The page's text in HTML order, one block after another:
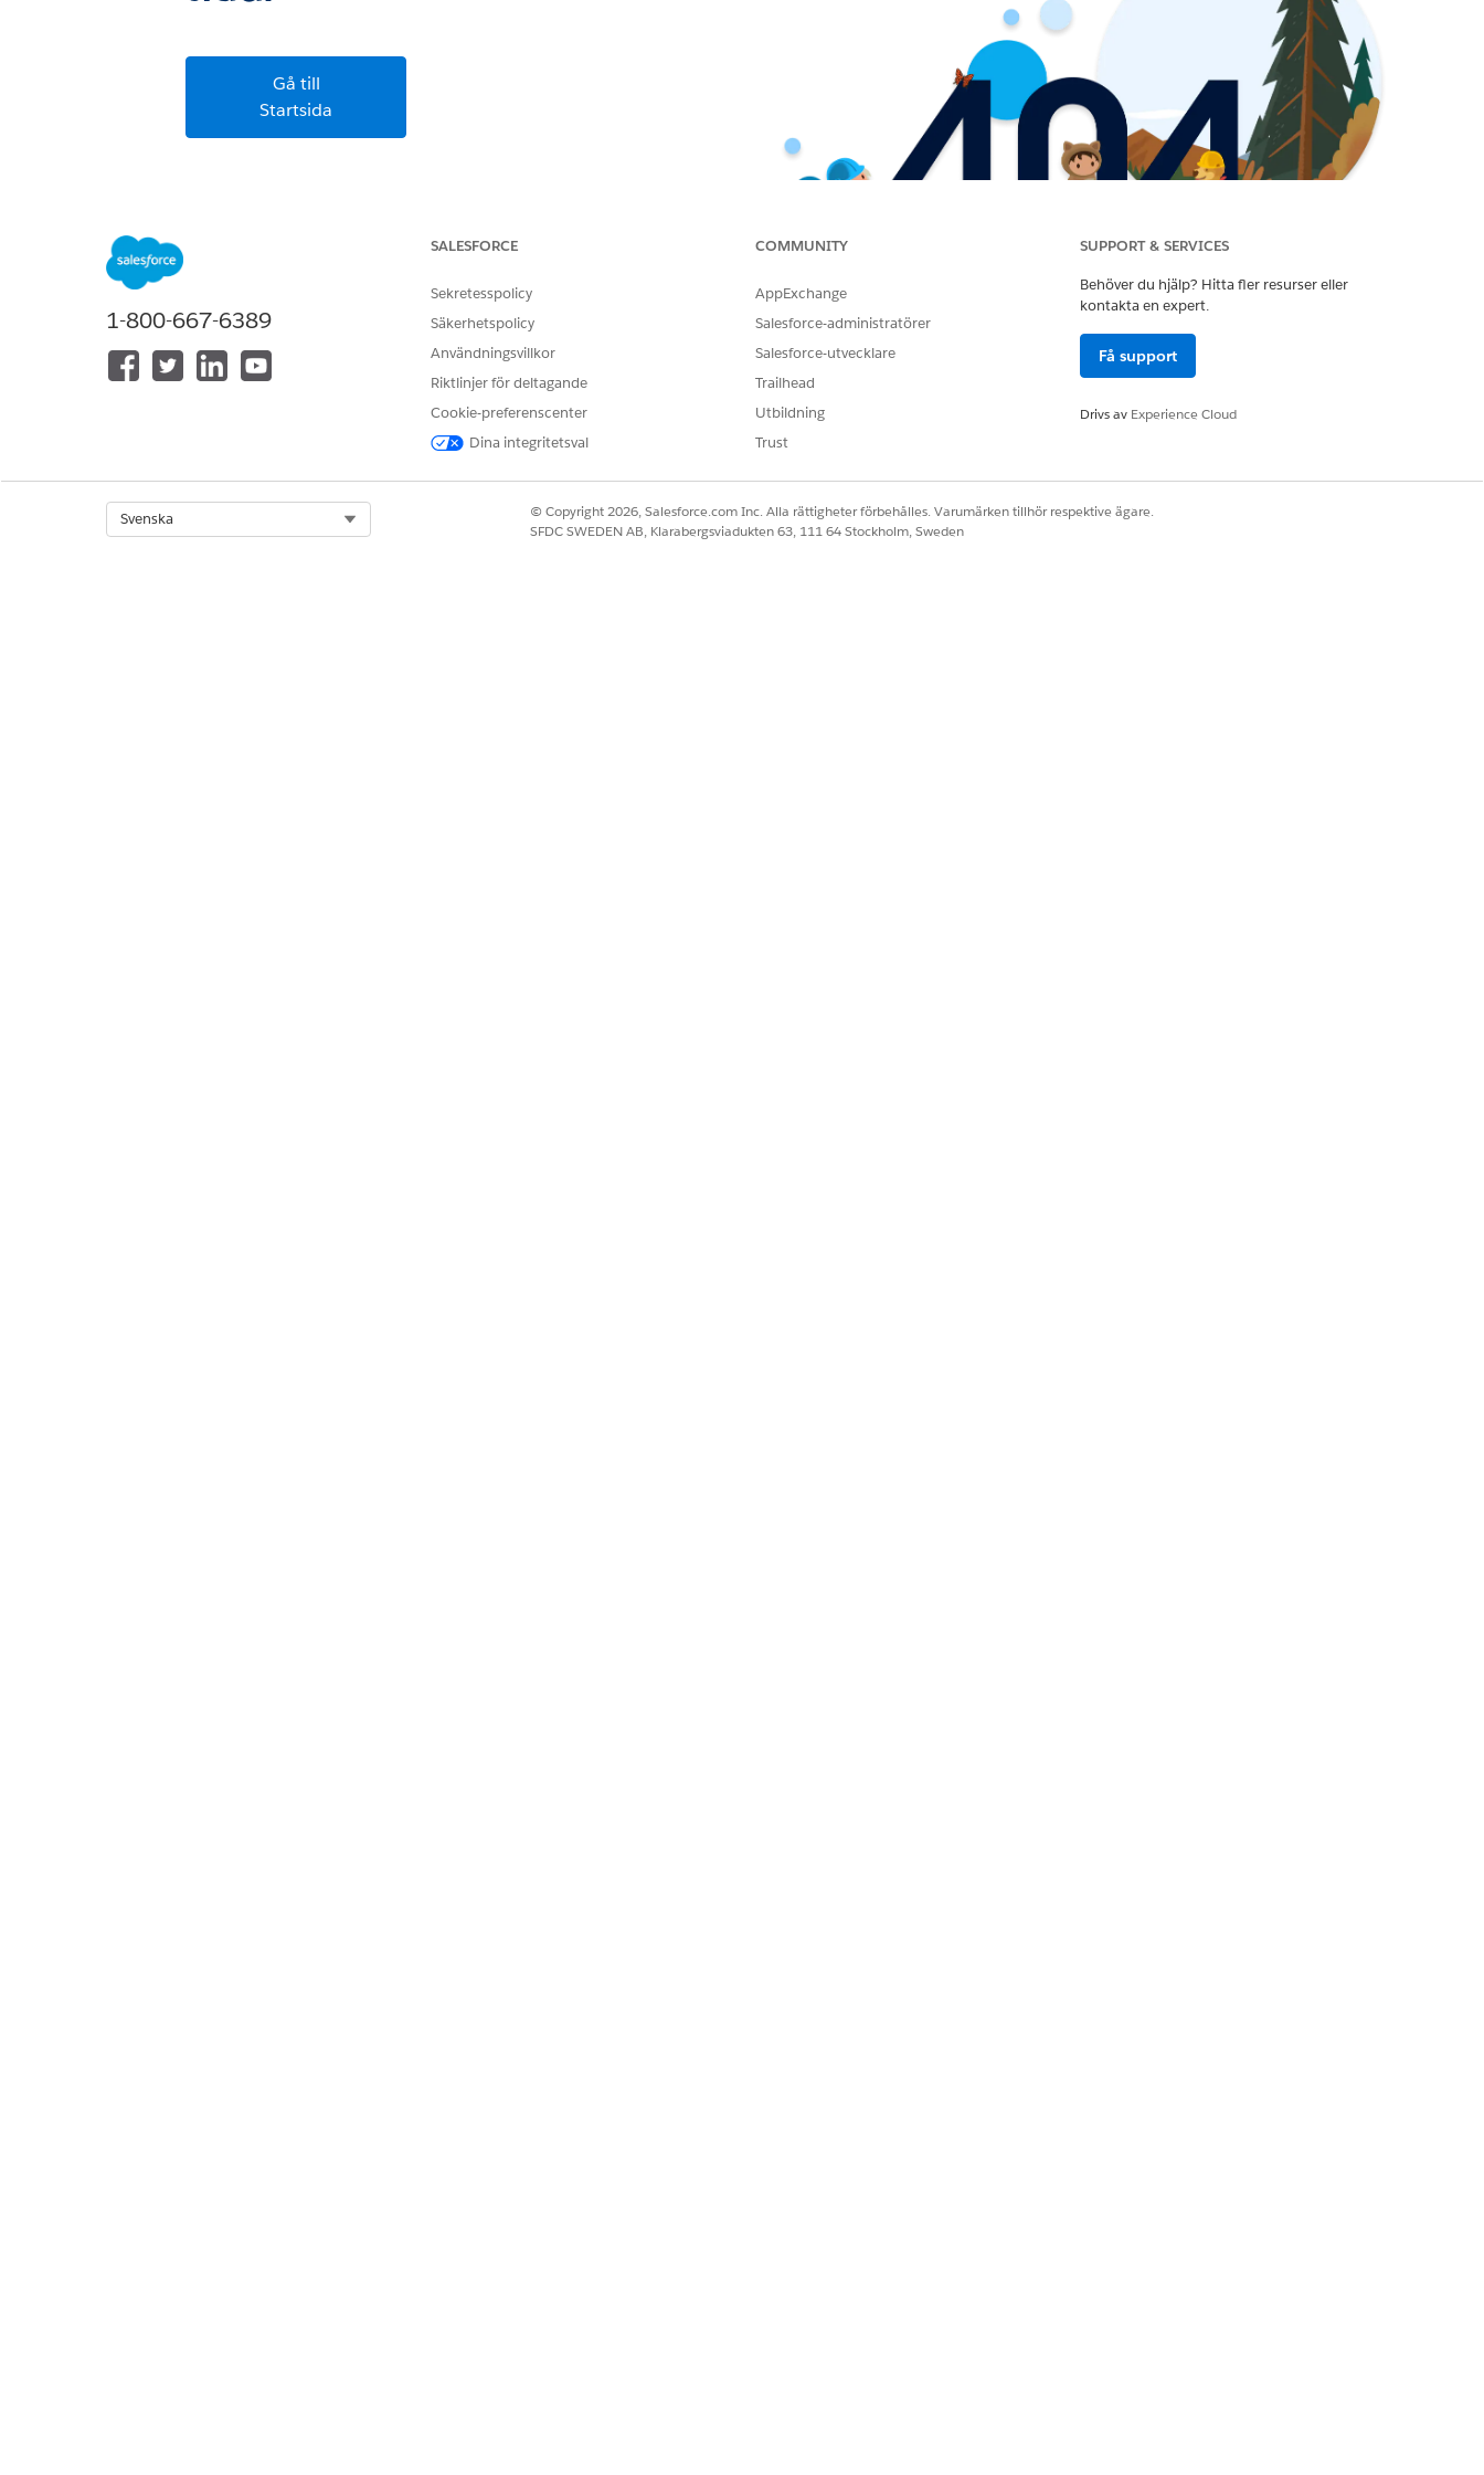
Gå till
Startsida
1-800-667-6389
SALESFORCE
Sekretesspolicy
Säkerhetspolicy
Användningsvillkor
Riktlinjer för deltagande
Cookie-preferenscenter
Dina integritetsval
COMMUNITY
AppExchange
Salesforce-administratörer
Salesforce-utvecklare
Trailhead
Utbildning
Trust
SUPPORT & SERVICES
Behöver du hjälp? Hitta fler resurser eller
kontakta en expert.
Få support
Drivs av Experience Cloud
Svenska
© Copyright 2026, Salesforce.com Inc. Alla rättigheter förbehålles. Varumärken tillhör respektive ägare.
SFDC SWEDEN AB, Klarabergsviadukten 63, 111 64 Stockholm, Sweden